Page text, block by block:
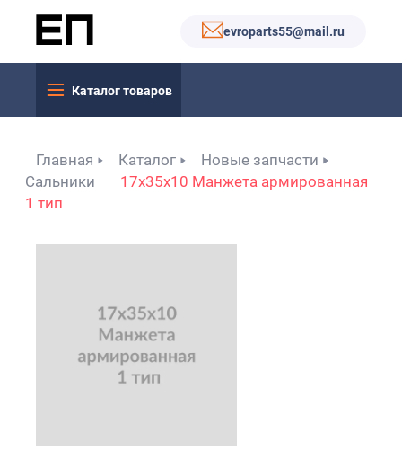
evroparts55@mail.ru
Каталог товаров
Главная Каталог
Новые запчасти
Сальники
17x35x10 Манжета армированная
1 тип